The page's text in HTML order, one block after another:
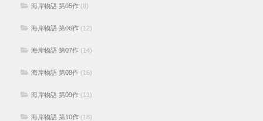
海岸物語 第05作 (8)
海岸物語 第06作 (12)
海岸物語 第07作 (14)
海岸物語 第08作 (16)
海岸物語 第09作 (11)
海岸物語 第10作 (18)